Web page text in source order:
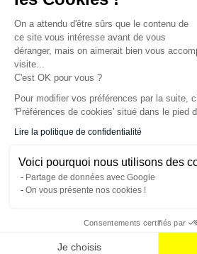
On a attendu d'être sûrs que le contenu de
ce site vous intéresse avant de vous
déranger, mais on aimerait bien vous
visite...
C'est OK pour vous ?
Pour modifier vos préférences par la suite,
'Préférences de cookies' situé dans le pied
Lire la politique de confidentialité
Voici pourquoi nous utilisons des
Partage de données avec Google
On vous présente nos cookies !
Consentements certifiés par
Je choisis
AJOUTER AU
Restez à l'actualité sur nos produits
moment
NOS SERVICES
INFORMATIONS
CONTACT